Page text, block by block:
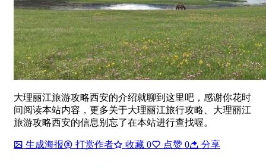
大理丽江旅游攻略西安的介绍就聊到这里吧，感谢你花时
间阅读本站内容，更多关于大理丽江旅行攻略、大理丽江
旅游攻略西安的信息别忘了在本站进行查找喔。
生成海报 打赏作者 收藏 0 点赞 0 分享